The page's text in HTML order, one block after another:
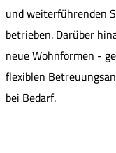
und weiterführenden
betrieben. Darüber
neue Wohnformen -
flexiblen
bei Bedarf.